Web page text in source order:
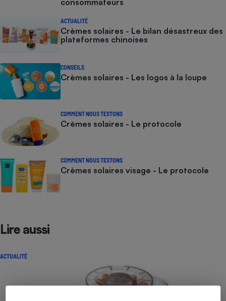
ACTUALITÉ
Crèmes solaires - Le bilan désastreux des
plateformes chinoises
CONSEILS
Crèmes solaires - Les logos à la loupe
COMMENT NOUS TESTONS
Crèmes solaires - Le protocole
COMMENT NOUS TESTONS
Crèmes solaires visage - Le protocole
Lire aussi
ACTUALITÉ